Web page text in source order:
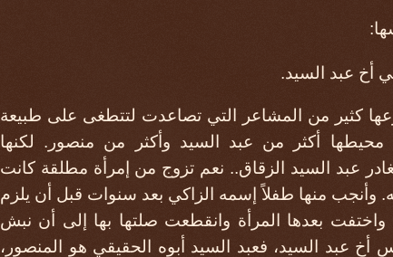
أخ عبد السيد.
كثير من المشاعر التي تصاعدت لتتطغى على طبيعة
محيطها أكثر من عبد السيد وأكثر من منصور. لكنها
عبد السيد الزقاق.. نعم تزوج من إمرأة مطلقة كانت
منها طفلاً إسمه الزاكي بعد سنوات قبل أن يلزم
واختفت بعدها المرأة وانقطعت صلتها بها إلى أن نبش
أخ عبد السيد، فعبد السيد أبوه الحقيقي هو المنصور،